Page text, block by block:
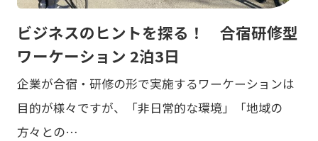
ビジネスのヒントを探る！ 合宿研修型
ワーケーション 2泊3日
企業が合宿・研修の形で実施するワーケーションは
目的が様々ですが、「非日常的な環境」「地域の
方々との…